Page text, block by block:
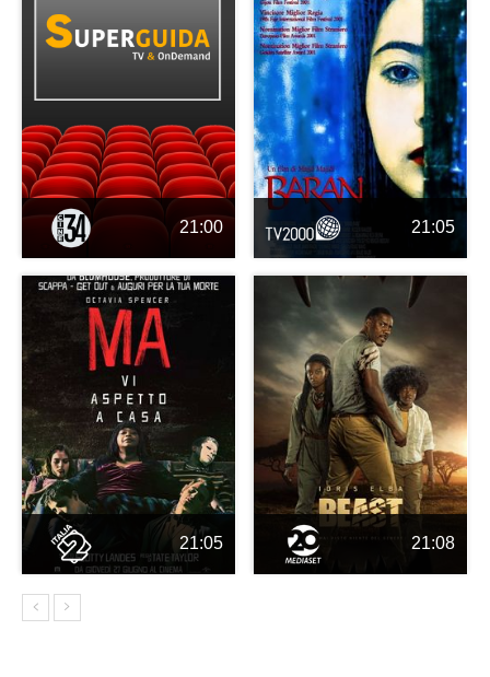
21:00 21:05
21:05 21:08